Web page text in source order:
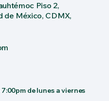
Piso 2,
de México, CDMX,
de lunes a viernes